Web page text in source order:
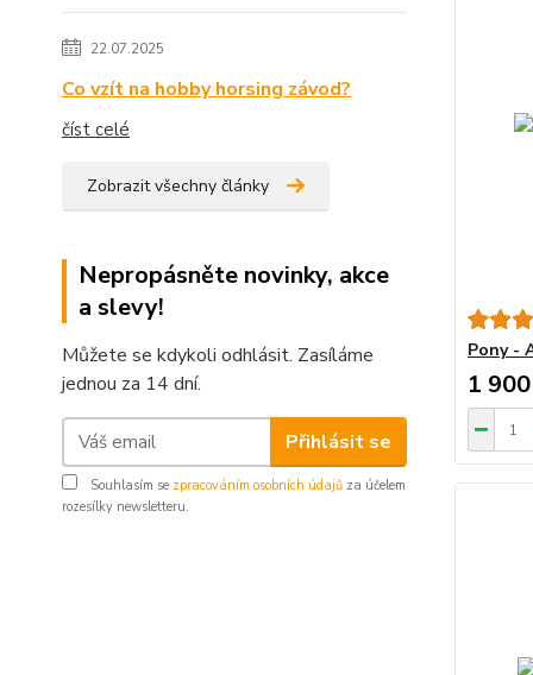
22.07.2025
Co vzít na hobby horsing závod?
číst celé
Zobrazit všechny články
Nepropásněte novinky, akce
a slevy!
Můžete se kdykoli odhlásit. Zasíláme
jednou za 14 dní.
Přihlásit se
Souhlasím se zpracováním osobních údajů za účelem
rozesílky newsletteru.
Pony -
1